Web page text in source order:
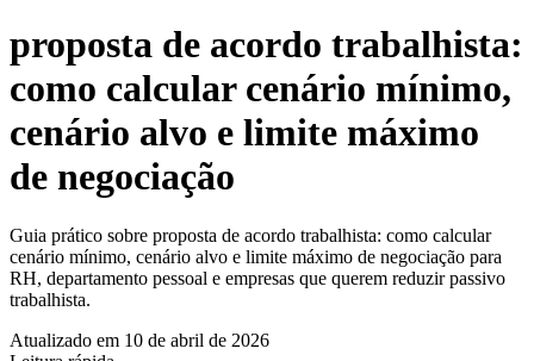
proposta de acordo trabalhista:
como calcular cenário mínimo,
cenário alvo e limite máximo
de negociação
Guia prático sobre proposta de acordo trabalhista: como calcular
cenário mínimo, cenário alvo e limite máximo de negociação para
RH, departamento pessoal e empresas que querem reduzir passivo
trabalhista.
Atualizado em 10 de abril de 2026